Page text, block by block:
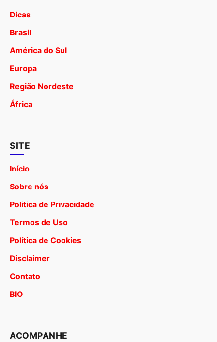
Dicas
Brasil
América do Sul
Europa
Região Nordeste
África
SITE
Início
Sobre nós
Politica de Privacidade
Termos de Uso
Política de Cookies
Disclaimer
Contato
BIO
ACOMPANHE